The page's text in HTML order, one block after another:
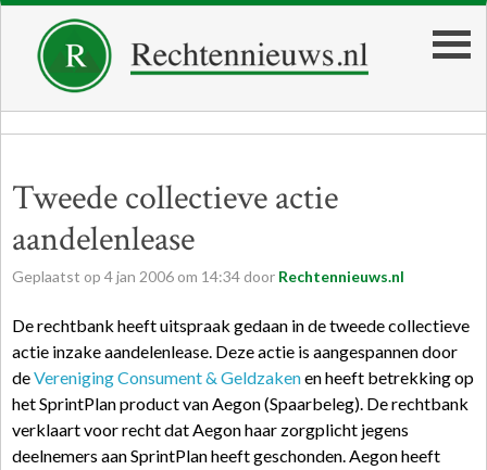
Tweede collectieve actie
aandelenlease
Geplaatst op 4jan 2006 om 14:34 door Rechtennieuws.nl
De rechtbank heeft uitspraak gedaan in de tweede collectieve
actie inzake aandelenlease. Deze actie is aangespannen door
deVereniging Consument & Geldzakenen heeft betrekking op
het SprintPlan product van Aegon (Spaarbeleg). De rechtbank
verklaart voor recht dat Aegon haar zorgplicht jegens
deelnemers aan SprintPlan heeft geschonden. Aegon heeft